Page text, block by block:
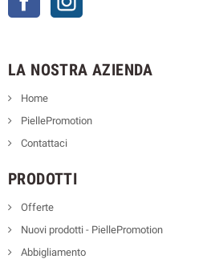
LA NOSTRA AZIENDA
Home
PiellePromotion
Contattaci
PRODOTTI
Offerte
Nuovi prodotti - PiellePromotion
Abbigliamento